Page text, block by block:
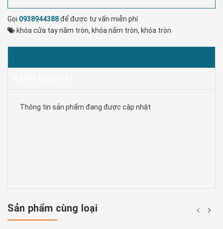
Gọi 0938944388để được tư vấn miễn phí
khóa cửa tay nắm tròn, khóa nắm tròn, khóa tròn
Thông tin sản phẩm đang được cập nhật
Sản phẩm cùng loại